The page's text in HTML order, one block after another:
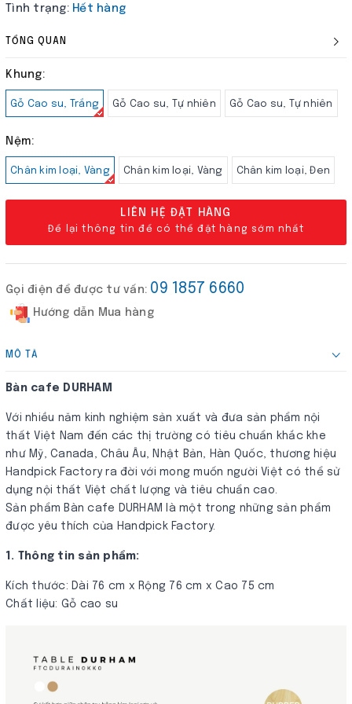
Tình trạng: Hết hàng
TỔNG QUAN
Khung:
Gỗ Cao su, Trắng Gỗ Cao su, Tự nhiên Gỗ Cao su, Tự nhiên
Nệm:
Chân kim loại, Vàng Chân kim loại, Vàng Chân kim loại, Đen
LIÊN HỆ ĐẶT HÀNG
Để lại thông tin để có thể đặt hàng sớm nhất
Gọi điện để được tư vấn: 09 1857 6660
Hướng dẫn Mua hàng
MÔ TẢ
Bàn cafe DURHAM
Với nhiều năm kinh nghiệm sản xuất và đưa sản phẩm nội
thất Việt Nam đến các thị trường có tiêu chuẩn khắc khe
như Mỹ, Canada, Châu Âu, Nhật Bản, Hàn Quốc, thương hiệu
Handpick Factory ra đời với mong muốn người Việt có thể sử
dụng nội thất Việt chất lượng và tiêu chuẩn cao.
Sản phẩm Bàn cafe DURHAM là một trong những sản phẩm
được yêu thích của Handpick Factory.
1. Thông tin sản phẩm:
Kích thước: Dài 76 cm x Rộng 76 cm x Cao 75 cm
Chất liệu: Gỗ cao su